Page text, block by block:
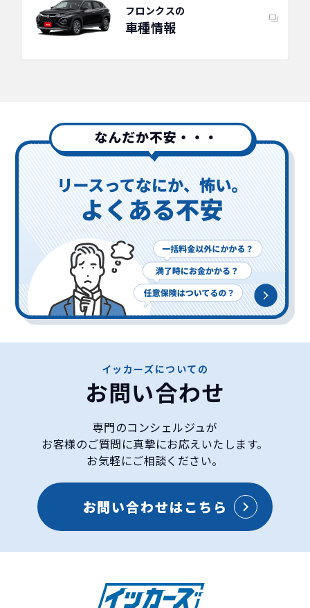
フロンクスの
車種情報
イッカーズについての
お問い合わせ
専門のコンシェルジュが
お客様のご質問に真摯にお応えいたします。
お気軽にご相談ください。
お問い合わせはこちら